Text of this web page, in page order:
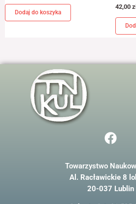
Dodaj do koszyka
42,00
F
a
e
b
o
Towarzystwo
Al. Racławickie 8
20-037 Lublin